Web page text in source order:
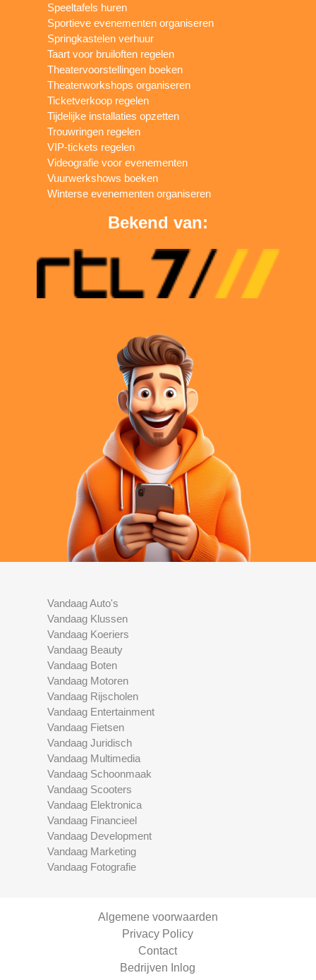
Speeltafels huren
Sportieve evenementen organiseren
Springkastelen verhuur
Taart voor bruiloften regelen
Theatervoorstellingen boeken
Theaterworkshops organiseren
Ticketverkoop regelen
Tijdelijke installaties opzetten
Trouwringen regelen
VIP-tickets regelen
Videografie voor evenementen
Vuurwerkshows boeken
Winterse evenementen organiseren
Bekend van:
Vandaag Auto's
Vandaag Klussen
Vandaag Koeriers
Vandaag Beauty
Vandaag Boten
Vandaag Motoren
Vandaag Rijscholen
Vandaag Entertainment
Vandaag Fietsen
Vandaag Juridisch
Vandaag Multimedia
Vandaag Schoonmaak
Vandaag Scooters
Vandaag Elektronica
Vandaag Financieel
Vandaag Development
Vandaag Marketing
Vandaag Fotografie
Algemene voorwaarden
Privacy Policy
Contact
Bedrijven Inlog